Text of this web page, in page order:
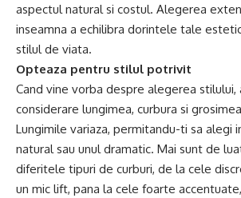
aspectul natural si costul. Alegerea
inseamna a echilibra dorintele tale
stilul de viata.
Opteaza pentru stilul potrivit
Cand vine vorba despre alegerea stilului,
considerare lungimea, curbura si
Lungimile variaza, permitandu-ti sa alegi
natural sau unul dramatic. Mai sunt de
diferitele tipuri de curburi, de la cele
un mic lift, pana la cele foarte